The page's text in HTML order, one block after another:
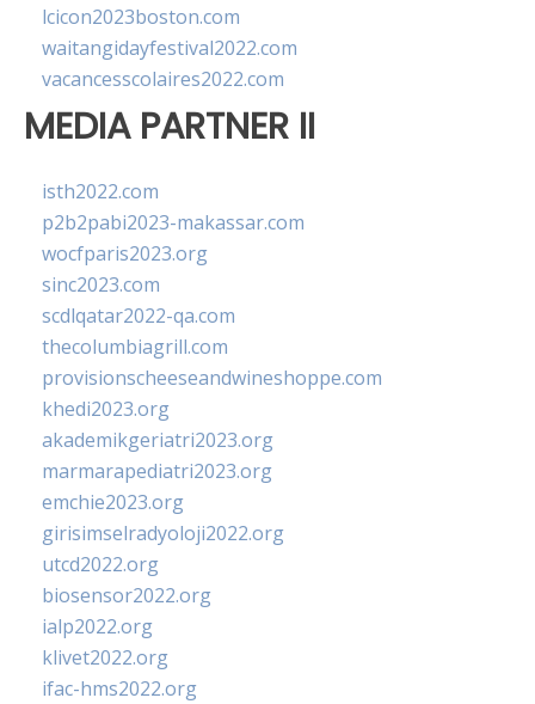
lcicon2023boston.com
waitangidayfestival2022.com
vacancesscolaires2022.com
MEDIA PARTNER II
isth2022.com
p2b2pabi2023-makassar.com
wocfparis2023.org
sinc2023.com
scdlqatar2022-qa.com
thecolumbiagrill.com
provisionscheeseandwineshoppe.com
khedi2023.org
akademikgeriatri2023.org
marmarapediatri2023.org
emchie2023.org
girisimselradyoloji2022.org
utcd2022.org
biosensor2022.org
ialp2022.org
klivet2022.org
ifac-hms2022.org